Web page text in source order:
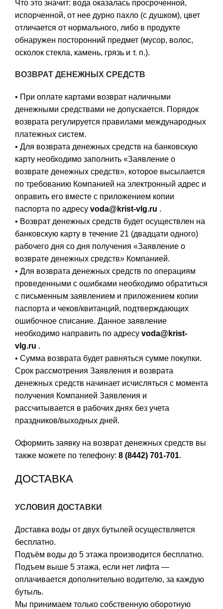
Что это значит: вода оказалась просроченной,
испорченной, от нее дурно пахло (с душком), цвет
отличается от нормального, либо в продукте
обнаружен посторонний предмет (мусор, волос,
осколок стекла, камень, грязь и т. п.).
ВОЗВРАТ ДЕНЕЖНЫХ СРЕДСТВ
• При оплате картами возврат наличными
денежными средствами не допускается. Порядок
возврата регулируется правилами международных
платежных систем.
• Для возврата денежных средств на банковскую
карту необходимо заполнить «Заявление о
возврате денежных средств», которое высылается
по требованию Компанией на электронный адрес и
оправить его вместе с приложением копии
паспорта по адресу voda@krist-vlg.ru .
• Возврат денежных средств будет осуществлен на
банковскую карту в течение 21 (двадцати одного)
рабочего дня со дня получения «Заявление о
возврате денежных средств» Компанией.
• Для возврата денежных средств по операциям
проведенными с ошибками необходимо обратиться
с письменным заявлением и приложением копии
паспорта и чеков/квитанций, подтверждающих
ошибочное списание. Данное заявление
необходимо направить по адресу voda@krist-
vlg.ru .
• Сумма возврата будет равняться сумме покупки.
Срок рассмотрения Заявления и возврата
денежных средств начинает исчисляться с момента
получения Компанией Заявления и
рассчитывается в рабочих днях без учета
праздников/выходных дней.
Оформить заявку на возврат денежных средств вы
также можете по телефону: 8 (8442) 701-701.
ДОСТАВКА
УСЛОВИЯ ДОСТАВКИ
Доставка воды от двух бутылей осуществляется
бесплатно.
Подъём воды до 5 этажа производится бесплатно.
Подъем выше 5 этажа, если нет лифта —
оплачивается дополнительно водителю, за каждую
бутыль.
Мы принимаем только собственную оборотную